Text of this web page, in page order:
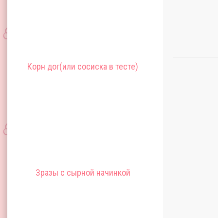
Корн дог(или сосиска в тесте)
Зразы с сырной начинкой